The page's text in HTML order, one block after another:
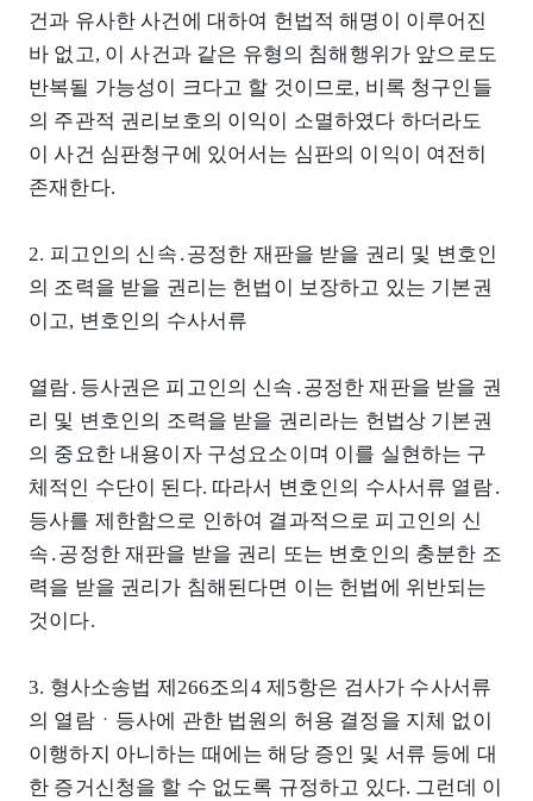
건과 유사한 사건에 대하여 헌법적 해명이 이루어진
바 없고, 이 사건과 같은 유형의 침해행위가 앞으로도
반복될 가능성이 크다고 할 것이므로, 비록 청구인들
의 주관적 권리보호의 이익이 소멸하였다 하더라도
이 사건 심판청구에 있어서는 심판의 이익이 여전히
존재한다.
2. 피고인의 신속․공정한 재판을 받을 권리 및 변호인
의 조력을 받을 권리는 헌법이 보장하고 있는 기본권
이고, 변호인의 수사서류
열람․등사권은 피고인의 신속․공정한 재판을 받을 권
리 및 변호인의 조력을 받을 권리라는 헌법상 기본권
의 중요한 내용이자 구성요소이며 이를 실현하는 구
체적인 수단이 된다. 따라서 변호인의 수사서류 열람․
등사를 제한함으로 인하여 결과적으로 피고인의 신
속․공정한 재판을 받을 권리 또는 변호인의 충분한 조
력을 받을 권리가 침해된다면 이는 헌법에 위반되는
것이다.
3. 형사소송법 제266조의4 제5항은 검사가 수사서류
의 열람ㆍ등사에 관한 법원의 허용 결정을 지체 없이
이행하지 아니하는 때에는 해당 증인 및 서류 등에 대
한 증거신청을 할 수 없도록 규정하고 있다. 그런데 이